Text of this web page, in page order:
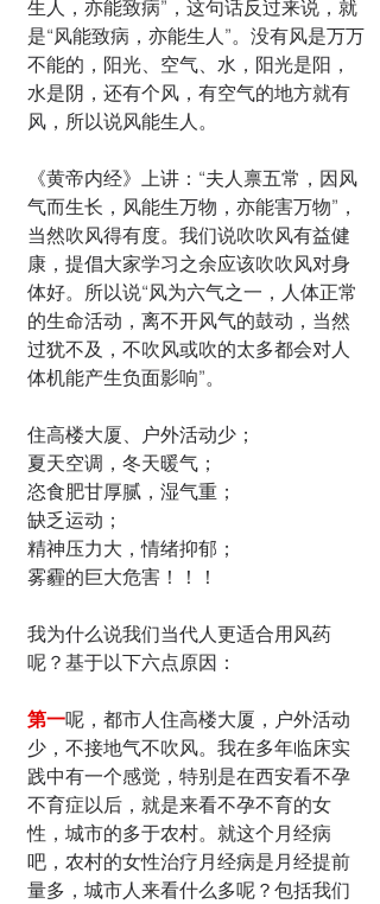
生人，亦能致病”，这句话反过来说，就
是“风能致病，亦能生人”。没有风是万万
不能的，阳光、空气、水，阳光是阳，
水是阴，还有个风，有空气的地方就有
风，所以说风能生人。
《黄帝内经》上讲：“夫人禀五常，因风
气而生长，风能生万物，亦能害万物”，
当然吹风得有度。我们说吹吹风有益健
康，提倡大家学习之余应该吹吹风对身
体好。所以说“风为六气之一，人体正常
的生命活动，离不开风气的鼓动，当然
过犹不及，不吹风或吹的太多都会对人
体机能产生负面影响”。
住高楼大厦、户外活动少；
夏天空调，冬天暖气；
恣食肥甘厚腻，湿气重；
缺乏运动；
精神压力大，情绪抑郁；
雾霾的巨大危害！！！
我为什么说我们当代人更适合用风药
呢？基于以下六点原因：
第一呢，都市人住高楼大厦，户外活动
少，不接地气不吹风。我在多年临床实
践中有一个感觉，特别是在西安看不孕
不育症以后，就是来看不孕不育的女
性，城市的多于农村。就这个月经病
吧，农村的女性治疗月经病是月经提前
量多，城市人来看什么多呢？包括我们